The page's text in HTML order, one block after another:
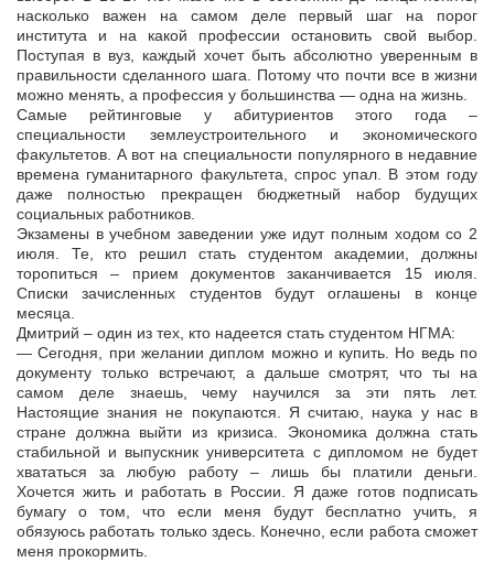
насколько важен на самом деле первый шаг на порог
института и на какой профессии остановить свой выбор.
Поступая в вуз, каждый хочет быть абсолютно уверенным в
правильности сделанного шага. Потому что почти все в жизни
можно менять, а профессия у большинства — одна на жизнь.
Самые рейтинговые у абитуриентов этого года –
специальности землеустроительного и экономического
факультетов. А вот на специальности популярного в недавние
времена гуманитарного факультета, спрос упал. В этом году
даже полностью прекращен бюджетный набор будущих
социальных работников.
Экзамены в учебном заведении уже идут полным ходом со 2
июля. Те, кто решил стать студентом академии, должны
торопиться – прием документов заканчивается 15 июля.
Списки зачисленных студентов будут оглашены в конце
месяца.
Дмитрий – один из тех, кто надеется стать студентом НГМА:
— Сегодня, при желании диплом можно и купить. Но ведь по
документу только встречают, а дальше смотрят, что ты на
самом деле знаешь, чему научился за эти пять лет.
Настоящие знания не покупаются. Я считаю, наука у нас в
стране должна выйти из кризиса. Экономика должна стать
стабильной и выпускник университета с дипломом не будет
хвататься за любую работу – лишь бы платили деньги.
Хочется жить и работать в России. Я даже готов подписать
бумагу о том, что если меня будут бесплатно учить, я
обязуюсь работать только здесь. Конечно, если работа сможет
меня прокормить.